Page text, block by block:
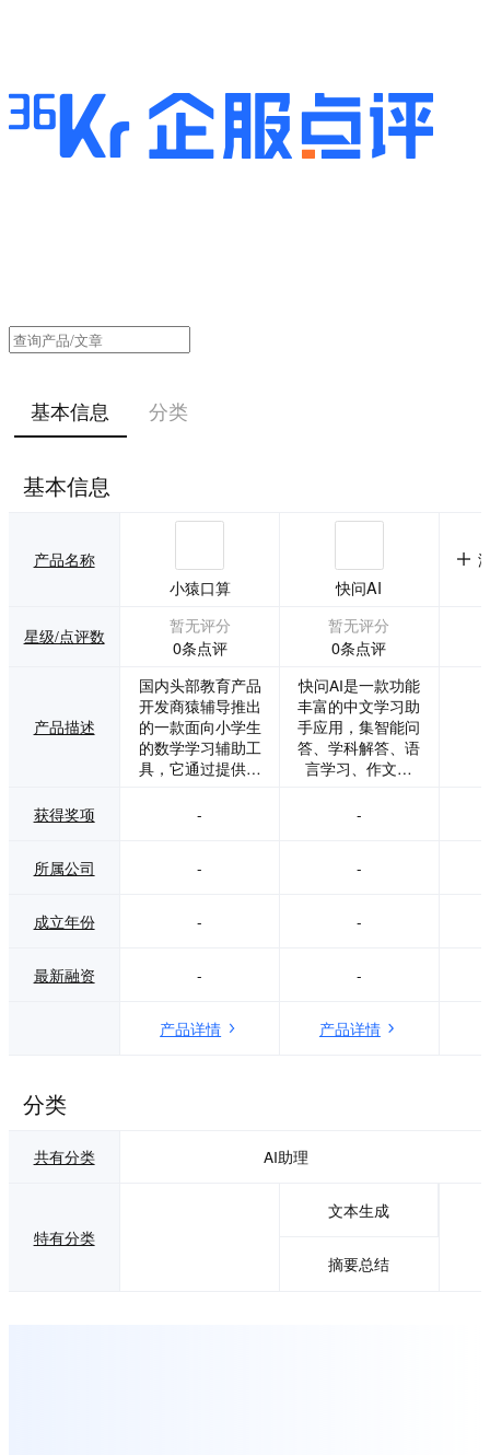
基本信息 分类
基本信息
产品名称
小猿口算
快问AI
星级/点评数
暂无评分
0条点评
暂无评分
0条点评
产品描述
国内头部教育产品
开发商猿辅导推出
的一款面向小学生
的数学学习辅助工
具，它通过提供数
快问AI是一款功能
丰富的中文学习助
手应用，集智能问
答、学科解答、语
言学习、作文写
的各种问题或需
获得奖项 - -
所属公司 - -
成立年份 - -
最新融资 - -
产品详情 产品详情
分类
共有分类 AI助理
特有分类
文本生成
摘要总结